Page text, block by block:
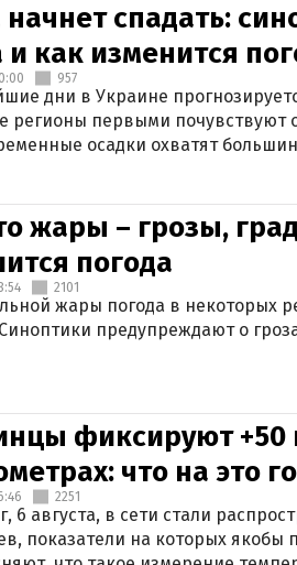
спадать:
и как изменится
957
дни в Украине
регионы первыми почувствуют
осадки охватят
жары – грозы,
погода
2101
жары погода в некоторых
Синоптики предупреждают о
фиксируют +50
что на это
2251
6 августа, в сети стали
показатели на которых якобы